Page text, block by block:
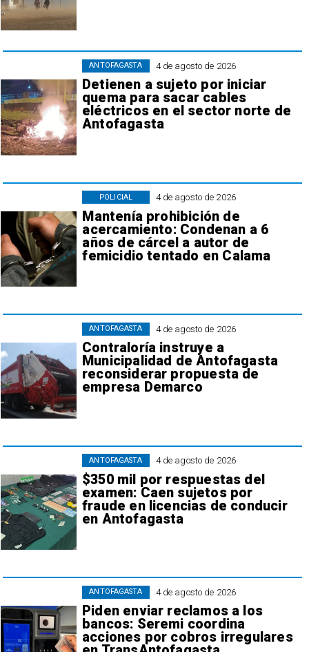
4 de agosto de 2026
Detienen a sujeto por iniciar
quema para sacar cables
eléctricos en el sector norte de
Antofagasta
ANTOFAGASTA
4 de agosto de 2026
Mantenía prohibición de
acercamiento: Condenan a 6
años de cárcel a autor de
femicidio tentado en Calama
POLICIAL
4 de agosto de 2026
Contraloría instruye a
Municipalidad de Antofagasta
reconsiderar propuesta de
empresa Demarco
ANTOFAGASTA
4 de agosto de 2026
$350 mil por respuestas del
examen: Caen sujetos por
fraude en licencias de conducir
en Antofagasta
ANTOFAGASTA
4 de agosto de 2026
Piden enviar reclamos a los
bancos: Seremi coordina
acciones por cobros irregulares
ANTOFAGASTA